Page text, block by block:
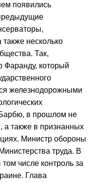
появились
несколько
Так,
Фаранду, который
железнодорожными
в прошлом не
также в признанных
Министр обороны
труда. В
том числе контроль за
Глава